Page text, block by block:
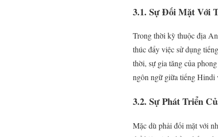
3.1. Sự Đối Mặt Với
Trong thời kỳ thuộc địa
thúc đẩy việc sử dụng
thời, sự gia tăng của
ngôn ngữ giữa tiếng Hindi
3.2. Sự Phát Triển
Mặc dù phải đối mặt với